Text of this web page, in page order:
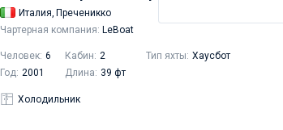
Италия, Преченикко
Чартерная компания: LeBoat
Человек: 6 Кабин: 2 Тип яхты: Хаусбот
Год: 2001 Длина: 39 фт
Холодильник